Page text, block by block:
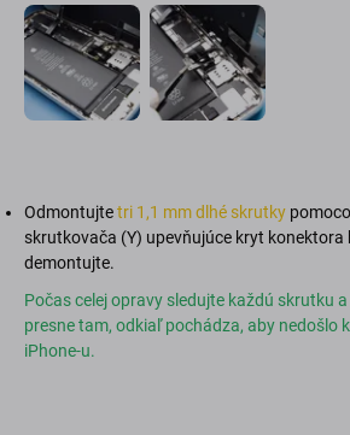
Odmontujtetri 1,1 mm dlhé skrutky
skrutkovača (Y) upevňujúce kryt konektora
demontujte.
Počas celej opravy sledujte každú skrutku
presne tam, odkiaľ pochádza, aby nedošlo
iPhone-u.